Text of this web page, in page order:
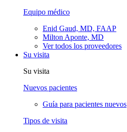
Equipo médico
Enid Gaud, MD, FAAP
Milton Aponte, MD
Ver todos los proveedores
Su visita
Su visita
Nuevos pacientes
Guía para pacientes nuevos
Tipos de visita